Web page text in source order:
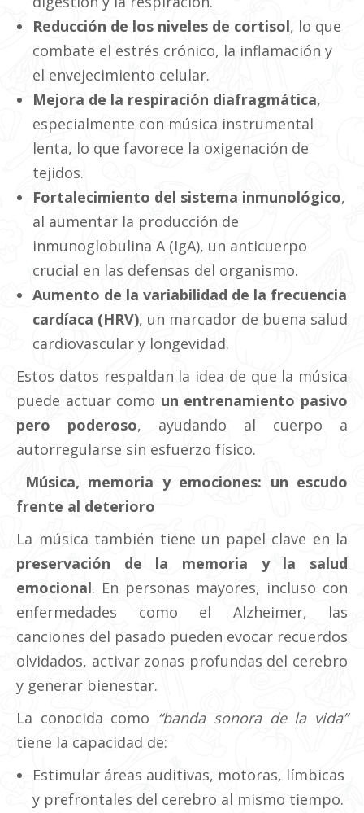
Reducción de los niveles de cortisol, lo que
combate el estrés crónico, la inflamación y
el envejecimiento celular.
Mejora de la respiración diafragmática,
especialmente con música instrumental
lenta, lo que favorece la oxigenación de
tejidos.
Fortalecimiento del sistema inmunológico,
al aumentar la producción de
inmunoglobulina A (IgA), un anticuerpo
crucial en las defensas del organismo.
Aumento de la variabilidad de la frecuencia
cardíaca (HRV), un marcador de buena salud
cardiovascular y longevidad.
Estos datos respaldan la idea de que la música
puede actuar como un entrenamiento pasivo
pero poderoso, ayudando al cuerpo a
autorregularse sin esfuerzo físico.
Música, memoria y emociones: un escudo
frente al deterioro
La música también tiene un papel clave en la
preservación de la memoria y la salud
emocional. En personas mayores, incluso con
enfermedades como el Alzheimer, las
canciones del pasado pueden evocar recuerdos
olvidados, activar zonas profundas del cerebro
y generar bienestar.
La conocida como “banda sonora de la vida”
tiene la capacidad de:
Estimular áreas auditivas, motoras, límbicas
y prefrontales del cerebro al mismo tiempo.